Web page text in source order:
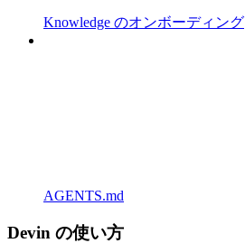
Knowledge のオンボーディング
AGENTS.md
Devin の使い方